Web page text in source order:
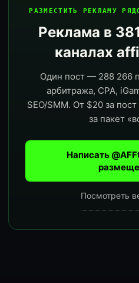
РАЗМЕСТИТЬ РЕКЛАМУ
Реклама в
каналах
Один пост — 288 266
арбитража, CPA,
SEO/SMM. От $20 за
за пакет
Написать
Посмотреть